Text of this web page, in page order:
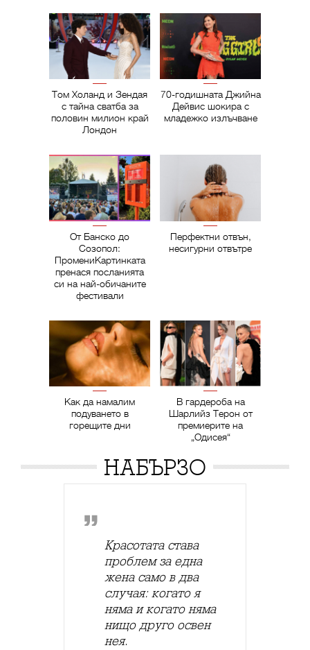
Том Холанд и Зендая
с тайна сватба за
половин милион край
Лондон
70-годишната Джийна
Дейвис шокира с
младежко излъчване
От Банско до
Созопол:
ПромениКартинката
пренася посланията
си на най-обичаните
фестивали
Перфектни отвън,
несигурни отвътре
Как да намалим
подуването в
горещите дни
В гардероба на
Шарлийз Терон от
премиерите на
„Одисея“
НАБЪРЗО
Красотата става
проблем за една
жена само в два
случая: когато я
няма и когато няма
нищо друго освен
нея.